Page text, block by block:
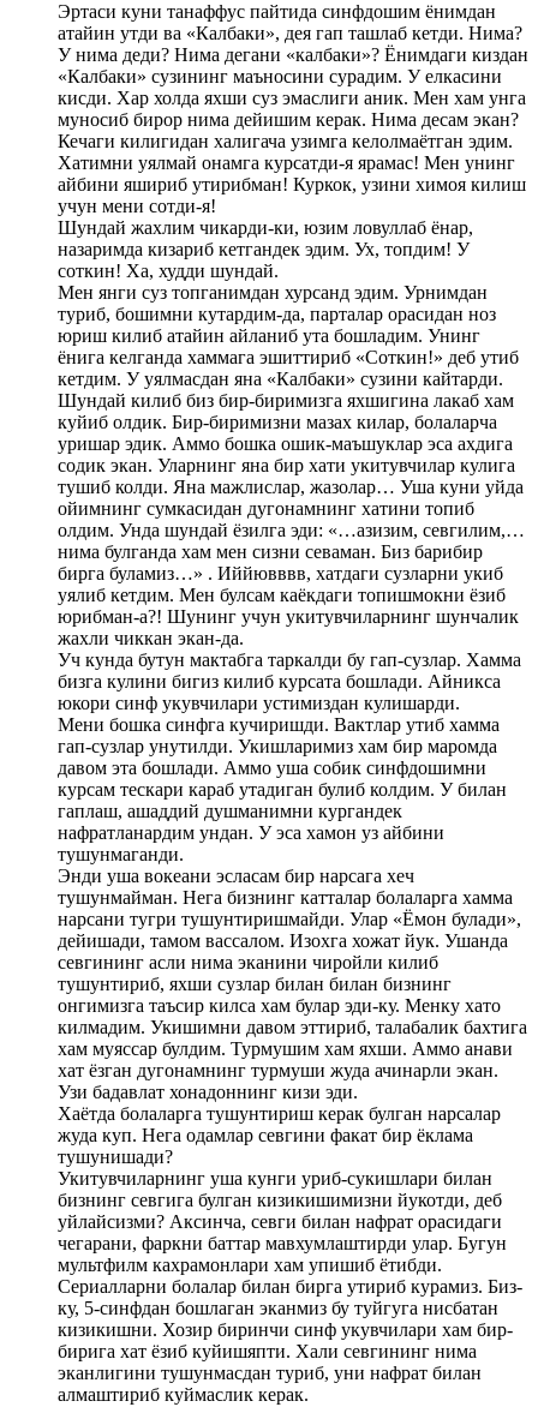
Эртаси куни танаффус пайтида синфдошим ёнимдан
атайин утди ва «Калбаки», дея гап ташлаб кетди. Нима?
У нима деди? Нима дегани «калбаки»? Ёнимдаги киздан
«Калбаки» сузининг маъносини сурадим. У елкасини
кисди. Хар холда яхши суз эмаслиги аник. Мен хам унга
муносиб бирор нима дейишим керак. Нима десам экан?
Кечаги килигидан халигача узимга келолмаётган эдим.
Хатимни уялмай онамга курсатди-я ярамас! Мен унинг
айбини яшириб утирибман! Куркок, узини химоя килиш
учун мени сотди-я!
Шундай жахлим чикарди-ки, юзим ловуллаб ёнар,
назаримда кизариб кетгандек эдим. Ух, топдим! У
соткин! Ха, худди шундай.
Мен янги суз топганимдан хурсанд эдим. Урнимдан
туриб, бошимни кутардим-да, парталар орасидан ноз
юриш килиб атайин айланиб ута бошладим. Унинг
ёнига келганда хаммага эшиттириб «Соткин!» деб утиб
кетдим. У уялмасдан яна «Калбаки» сузини кайтарди.
Шундай килиб биз бир-биримизга яхшигина лакаб хам
куйиб олдик. Бир-биримизни мазах килар, болаларча
уришар эдик. Аммо бошка ошик-маъшуклар эса ахдига
содик экан. Уларнинг яна бир хати укитувчилар кулига
тушиб колди. Яна мажлислар, жазолар… Уша куни уйда
ойимнинг сумкасидан дугонамнинг хатини топиб
олдим. Унда шундай ёзилга эди: «…азизим, севгилим,…
нима булганда хам мен сизни севаман. Биз барибир
бирга буламиз…» . Иййювввв, хатдаги сузларни укиб
уялиб кетдим. Мен булсам каёкдаги топишмокни ёзиб
юрибман-а?! Шунинг учун укитувчиларнинг шунчалик
жахли чиккан экан-да.
Уч кунда бутун мактабга таркалди бу гап-сузлар. Хамма
бизга кулини бигиз килиб курсата бошлади. Айникса
юкори синф укувчилари устимиздан кулишарди.
Мени бошка синфга кучиришди. Вактлар утиб хамма
гап-сузлар унутилди. Укишларимиз хам бир маромда
давом эта бошлади. Аммо уша собик синфдошимни
курсам тескари караб утадиган булиб колдим. У билан
гаплаш, ашаддий душманимни кургандек
нафратланардим ундан. У эса хамон уз айбини
тушунмаганди.
Энди уша вокеани эсласам бир нарсага хеч
тушунмайман. Нега бизнинг катталар болаларга хамма
нарсани тугри тушунтиришмайди. Улар «Ёмон булади»,
дейишади, тамом вассалом. Изохга хожат йук. Ушанда
севгининг асли нима эканини чиройли килиб
тушунтириб, яхши сузлар билан билан бизнинг
онгимизга таъсир килса хам булар эди-ку. Менку хато
килмадим. Укишимни давом эттириб, талабалик бахтига
хам муяссар булдим. Турмушим хам яхши. Аммо анави
хат ёзган дугонамнинг турмуши жуда ачинарли экан.
Узи бадавлат хонадоннинг кизи эди.
Хаётда болаларга тушунтириш керак булган нарсалар
жуда куп. Нега одамлар севгини факат бир ёклама
тушунишади?
Укитувчиларнинг уша кунги уриб-сукишлари билан
бизнинг севгига булган кизикишимизни йукотди, деб
уйлайсизми? Аксинча, севги билан нафрат орасидаги
чегарани, фаркни баттар мавхумлаштирди улар. Бугун
мультфилм кахрамонлари хам упишиб ётибди.
Сериалларни болалар билан бирга утириб курамиз. Биз-
ку, 5-синфдан бошлаган эканмиз бу туйгуга нисбатан
кизикишни. Хозир биринчи синф укувчилари хам бир-
бирига хат ёзиб куйишяпти. Хали севгининг нима
эканлигини тушунмасдан туриб, уни нафрат билан
алмаштириб куймаслик керак.